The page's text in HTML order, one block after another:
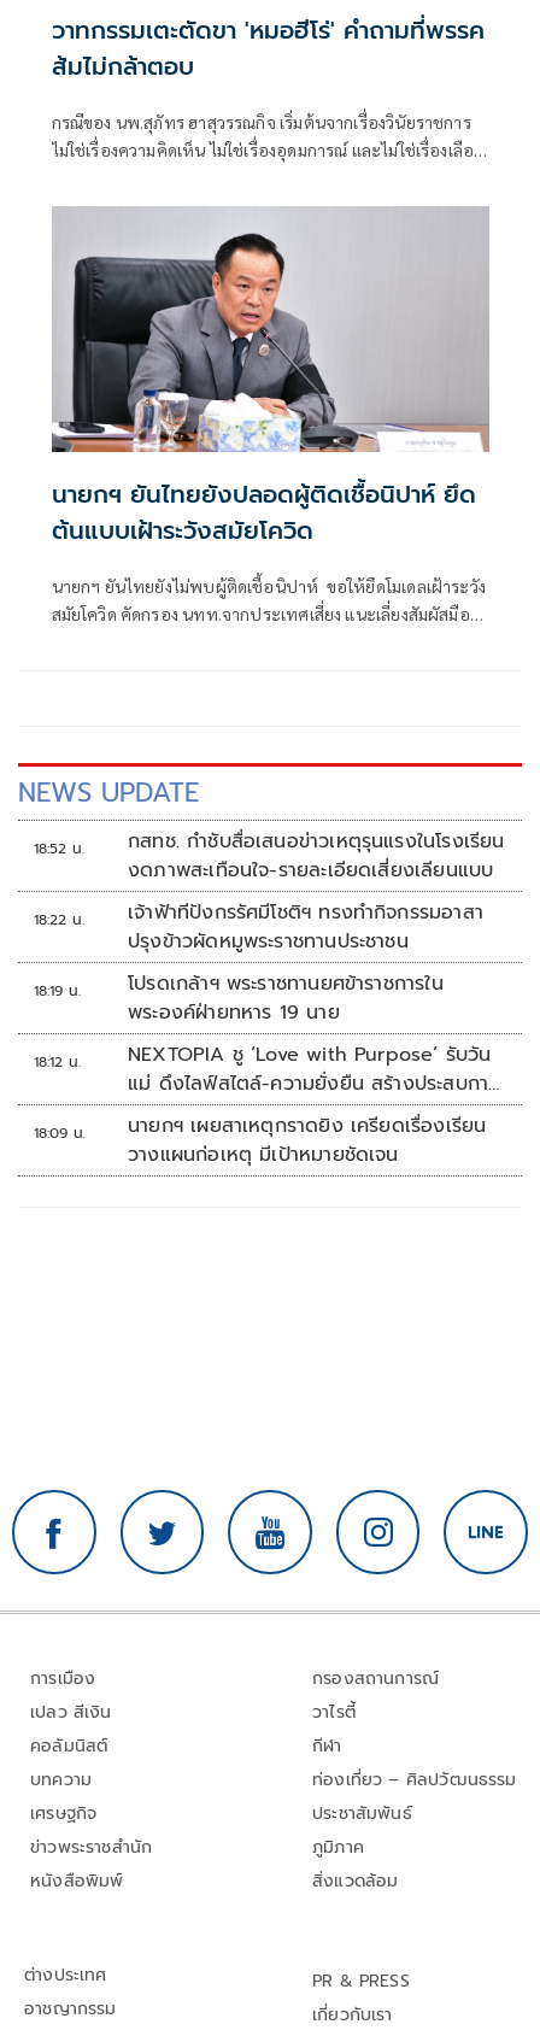
วาทกรรมเตะตัดขา 'หมอฮีโร่' คำถามที่พรรค
ส้มไม่กล้าตอบ
กรณีของ นพ.สุภัทร ฮาสุวรรณกิจ เริ่มต้นจากเรื่องวินัยราชการ
ไม่ใช่เรื่องความคิดเห็น ไม่ใช่เรื่องอุดมการณ์ และไม่ใช่เรื่องเลือก
นายกฯ ยันไทยยังปลอดผู้ติดเชื้อนิปาห์ ยึด
ต้นแบบเฝ้าระวังสมัยโควิด
นายกฯ ยันไทยยังไม่พบผู้ติดเชื้อนิปาห์ ขอให้ยึดโมเดลเฝ้าระวัง
สมัยโควิด คัดกรอง นทท.จากประเทศเสี่ยง แนะเลี่ยงสัมผัสมือ
NEWS UPDATE
18:52 น.
กสทช. กำชับสื่อเสนอข่าวเหตุรุนแรงในโรงเรียน
งดภาพสะเทือนใจ-รายละเอียดเสี่ยงเลียนแบบ
18:22 น.
เจ้าฟ้าทีปังกรรัศมีโชติฯ ทรงทำกิจกรรมอาสา
ปรุงข้าวผัดหมูพระราชทานประชาชน
18:19 น.
โปรดเกล้าฯ พระราชทานยศข้าราชการใน
พระองค์ฝ่ายทหาร 19 นาย
18:12 น.
NEXTOPIA ชู ‘Love with Purpose’ รับวัน
แม่ ดึงไลฟ์สไตล์-ความยั่งยืน สร้างประสบกา
รณ์ช้อปปิงมีความหมาย
18:09 น.
นายกฯ เผยสาเหตุกราดยิง เครียดเรื่องเรียน
วางแผนก่อเหตุ มีเป้าหมายชัดเจน
การเมือง
เปลว สีเงิน
คอลัมนิสต์
บทความ
เศรษฐกิจ
ข่าวพระราชสำนัก
หนังสือพิมพ์
กรองสถานการณ์
วาไรตี้
กีฬา
ท่องเที่ยว – ศิลปวัฒนธรรม
ประชาสัมพันธ์
ภูมิภาค
สิ่งแวดล้อม
ต่างประเทศ
อาชญากรรม
PR & PRESS
เกี่ยวกับเรา